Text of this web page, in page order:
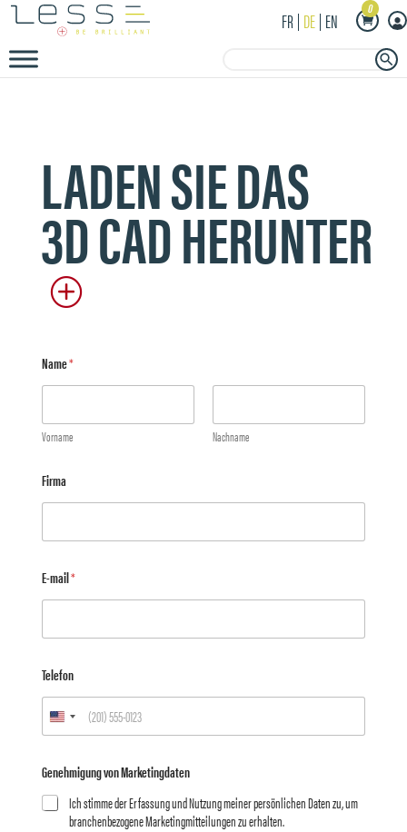
FR DE EN 0
Search Button
LADEN SIE DAS
3D CAD HERUNTER
Name*
Vorname Nachname
G
e
e
m
i
g
n
*
Firma
E-mail*
Telefon
Genehmigung von Marketingdaten
Ich stimme der Erfassung und Nutzung meiner persönlichen Daten zu, um
branchenbezogene Marketingmitteilungen zu erhalten.